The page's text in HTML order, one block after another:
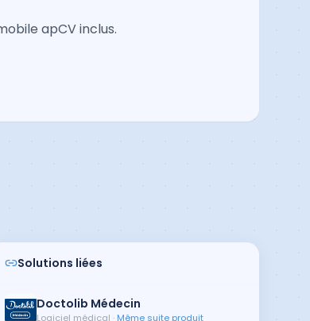
apCV inclus.
Solutions liées
Doctolib Médecin
Logiciel médical · Même suite produit